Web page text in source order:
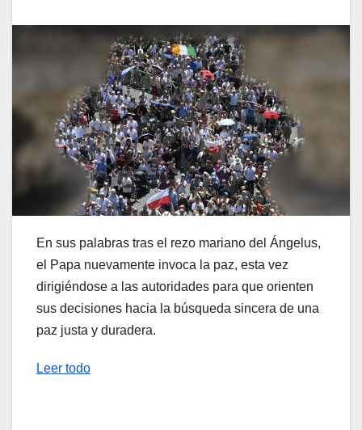
En sus palabras tras el rezo mariano del Ángelus,
el Papa nuevamente invoca la paz, esta vez
dirigiéndose a las autoridades para que orienten
sus decisiones hacia la búsqueda sincera de una
paz justa y duradera.
Leer todo